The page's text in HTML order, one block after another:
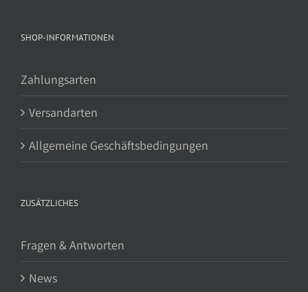
SHOP-INFORMATIONEN
Zahlungsarten
Versandarten
Allgemeine Geschäftsbedingungen
ZUSÄTZLICHES
Fragen & Antworten
News